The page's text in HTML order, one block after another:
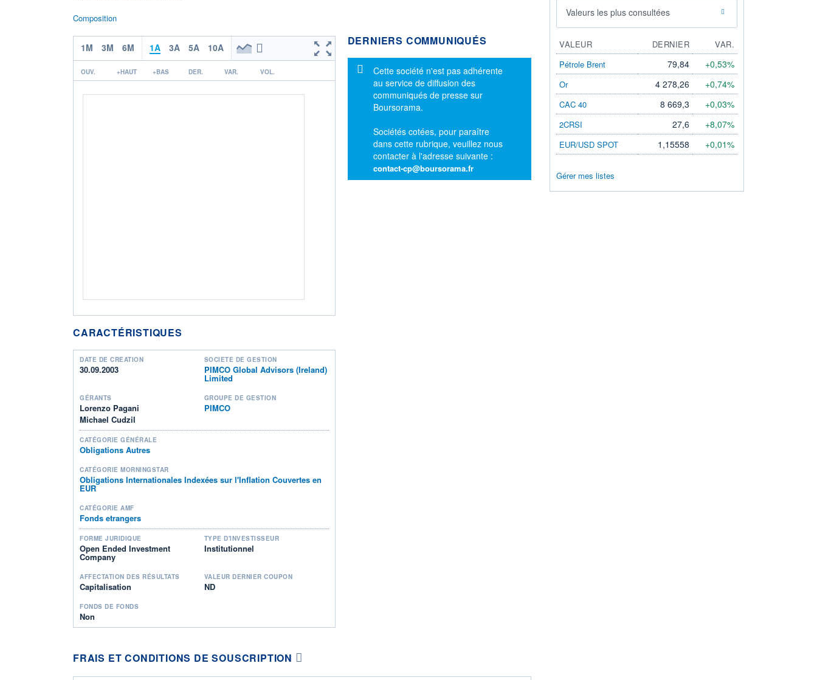
Composition
1M 3M 6M 1A 3A 5A 10A
OUV. +HAUT +BAS DER. VAR. VOL.
CARACTÉRISTIQUES
DATE DE CRÉATION
30.09.2003
SOCIÉTÉ DE GESTION
PIMCO Global Advisors (Ireland)
Limited
GÉRANTS
Lorenzo Pagani
Michael Cudzil
GROUPE DE GESTION
PIMCO
CATÉGORIE GÉNÉRALE
Obligations Autres
CATÉGORIE MORNINGSTAR
Obligations Internationales Indexées sur l'Inflation Couvertes en
EUR
CATÉGORIE AMF
Fonds etrangers
FORME JURIDIQUE
Open Ended Investment
Company
TYPE D'INVESTISSEUR
Institutionnel
AFFECTATION DES RÉSULTATS
Capitalisation
VALEUR DERNIER COUPON
ND
FONDS DE FONDS
Non
DERNIERS COMMUNIQUÉS
Message d'information
Cette société n'est pas adhérente
au service de diffusion des
communiqués de presse sur
Boursorama.
Sociétés cotées, pour paraître
dans cette rubrique, veuillez nous
contacter à l'adresse suivante :
contact-cp@boursorama.fr
FRAIS ET CONDITIONS DE SOUSCRIPTION
Valeurs les plus consultées
VALEUR DERNIER
VAR.
Pétrole Brent
79,84 +0,53%
Or 4 278,26 +0,74%
CAC 40 8 669,3 +0,03%
2CRSI 27,6 +8,07%
EUR/USD SPOT 1,15558 +0,01%
Gérer mes listes